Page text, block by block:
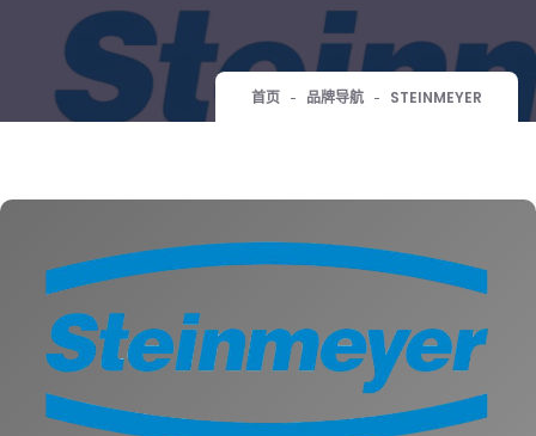
首页 品牌导航 STEINMEYER